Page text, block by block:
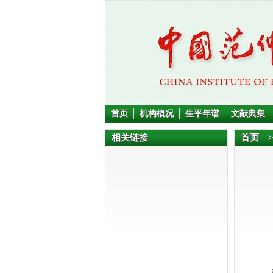
首页 机构概况 生平年谱 文献典集
相关链接 首页